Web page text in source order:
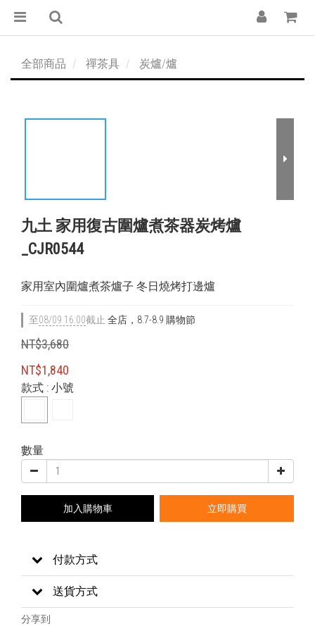
全部商品 禪茶具 炭爐/爐
九土 家用復古圍爐煮茶器炭烤爐
_CJR0544
家用室內圍爐煮茶爐子 冬日燒烤打邊爐
至08/09 16:00截止 全店，8.7-8.9 購物節
NT$3,680
NT$1,840
款式 : 小號
數量
加入購物車 立即購買
付款方式
送貨方式
分享到